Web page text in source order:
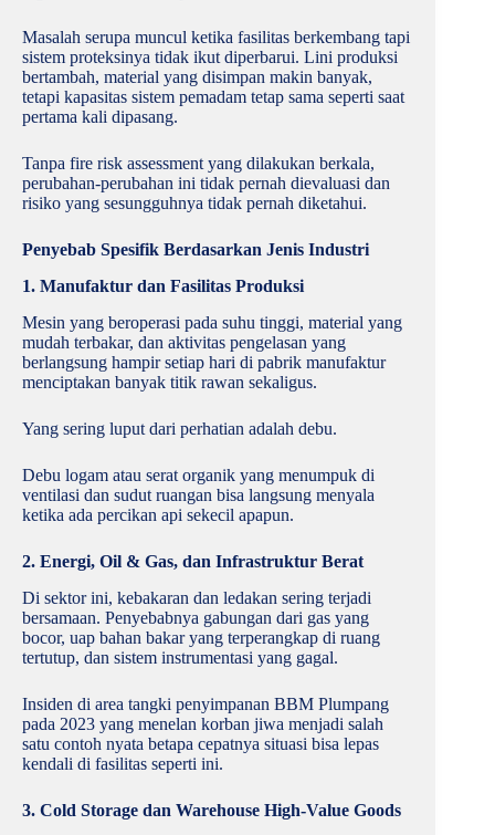
Masalah serupa muncul ketika fasilitas berkembang tapi
sistem proteksinya tidak ikut diperbarui. Lini produksi
bertambah, material yang disimpan makin banyak,
tetapi kapasitas sistem pemadam tetap sama seperti saat
pertama kali dipasang.
Tanpa fire risk assessment yang dilakukan berkala,
perubahan-perubahan ini tidak pernah dievaluasi dan
risiko yang sesungguhnya tidak pernah diketahui.
Penyebab Spesifik Berdasarkan Jenis Industri
1. Manufaktur dan Fasilitas Produksi
Mesin yang beroperasi pada suhu tinggi, material yang
mudah terbakar, dan aktivitas pengelasan yang
berlangsung hampir setiap hari di pabrik manufaktur
menciptakan banyak titik rawan sekaligus.
Yang sering luput dari perhatian adalah debu.
Debu logam atau serat organik yang menumpuk di
ventilasi dan sudut ruangan bisa langsung menyala
ketika ada percikan api sekecil apapun.
2. Energi, Oil & Gas, dan Infrastruktur Berat
Di sektor ini, kebakaran dan ledakan sering terjadi
bersamaan. Penyebabnya gabungan dari gas yang
bocor, uap bahan bakar yang terperangkap di ruang
tertutup, dan sistem instrumentasi yang gagal.
Insiden di area tangki penyimpanan BBM Plumpang
pada 2023 yang menelan korban jiwa menjadi salah
satu contoh nyata betapa cepatnya situasi bisa lepas
kendali di fasilitas seperti ini.
3. Cold Storage dan Warehouse High-Value Goods